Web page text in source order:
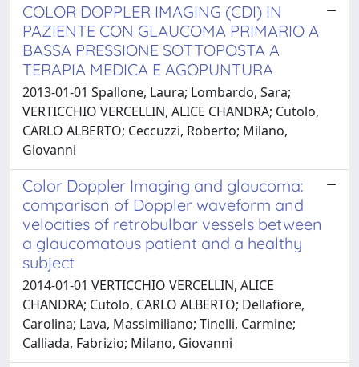
COLOR DOPPLER IMAGING (CDI) IN
PAZIENTE CON GLAUCOMA PRIMARIO A
BASSA PRESSIONE SOTTOPOSTA A
TERAPIA MEDICA E AGOPUNTURA
2013-01-01 Spallone, Laura; Lombardo, Sara;
VERTICCHIO VERCELLIN, ALICE CHANDRA; Cutolo,
CARLO ALBERTO; Ceccuzzi, Roberto; Milano,
Giovanni
Color Doppler Imaging and glaucoma:
comparison of Doppler waveform and
velocities of retrobulbar vessels between
a glaucomatous patient and a healthy
subject
2014-01-01 VERTICCHIO VERCELLIN, ALICE
CHANDRA; Cutolo, CARLO ALBERTO; Dellafiore,
Carolina; Lava, Massimiliano; Tinelli, Carmine;
Calliada, Fabrizio; Milano, Giovanni